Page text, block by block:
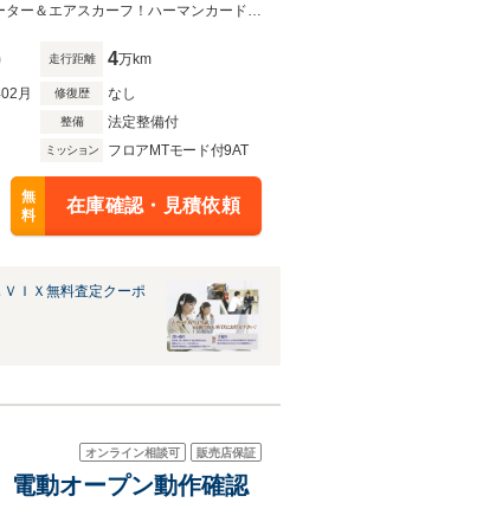
禁煙
最上級グレード！ＳＬＣ４３！専用エクステリア！マジックスカイルーフ！シートヒーター＆エアスカーフ！ハーマンカードン！
走行距離 4万km
月 修復歴 なし
整備 法定整備付
ミッション フロアMTモード付9AT
無
料
在庫確認・見積依頼
ＩＸ無料査定クーポ
オンライン相談可 販売店保証
動オープン動作確認